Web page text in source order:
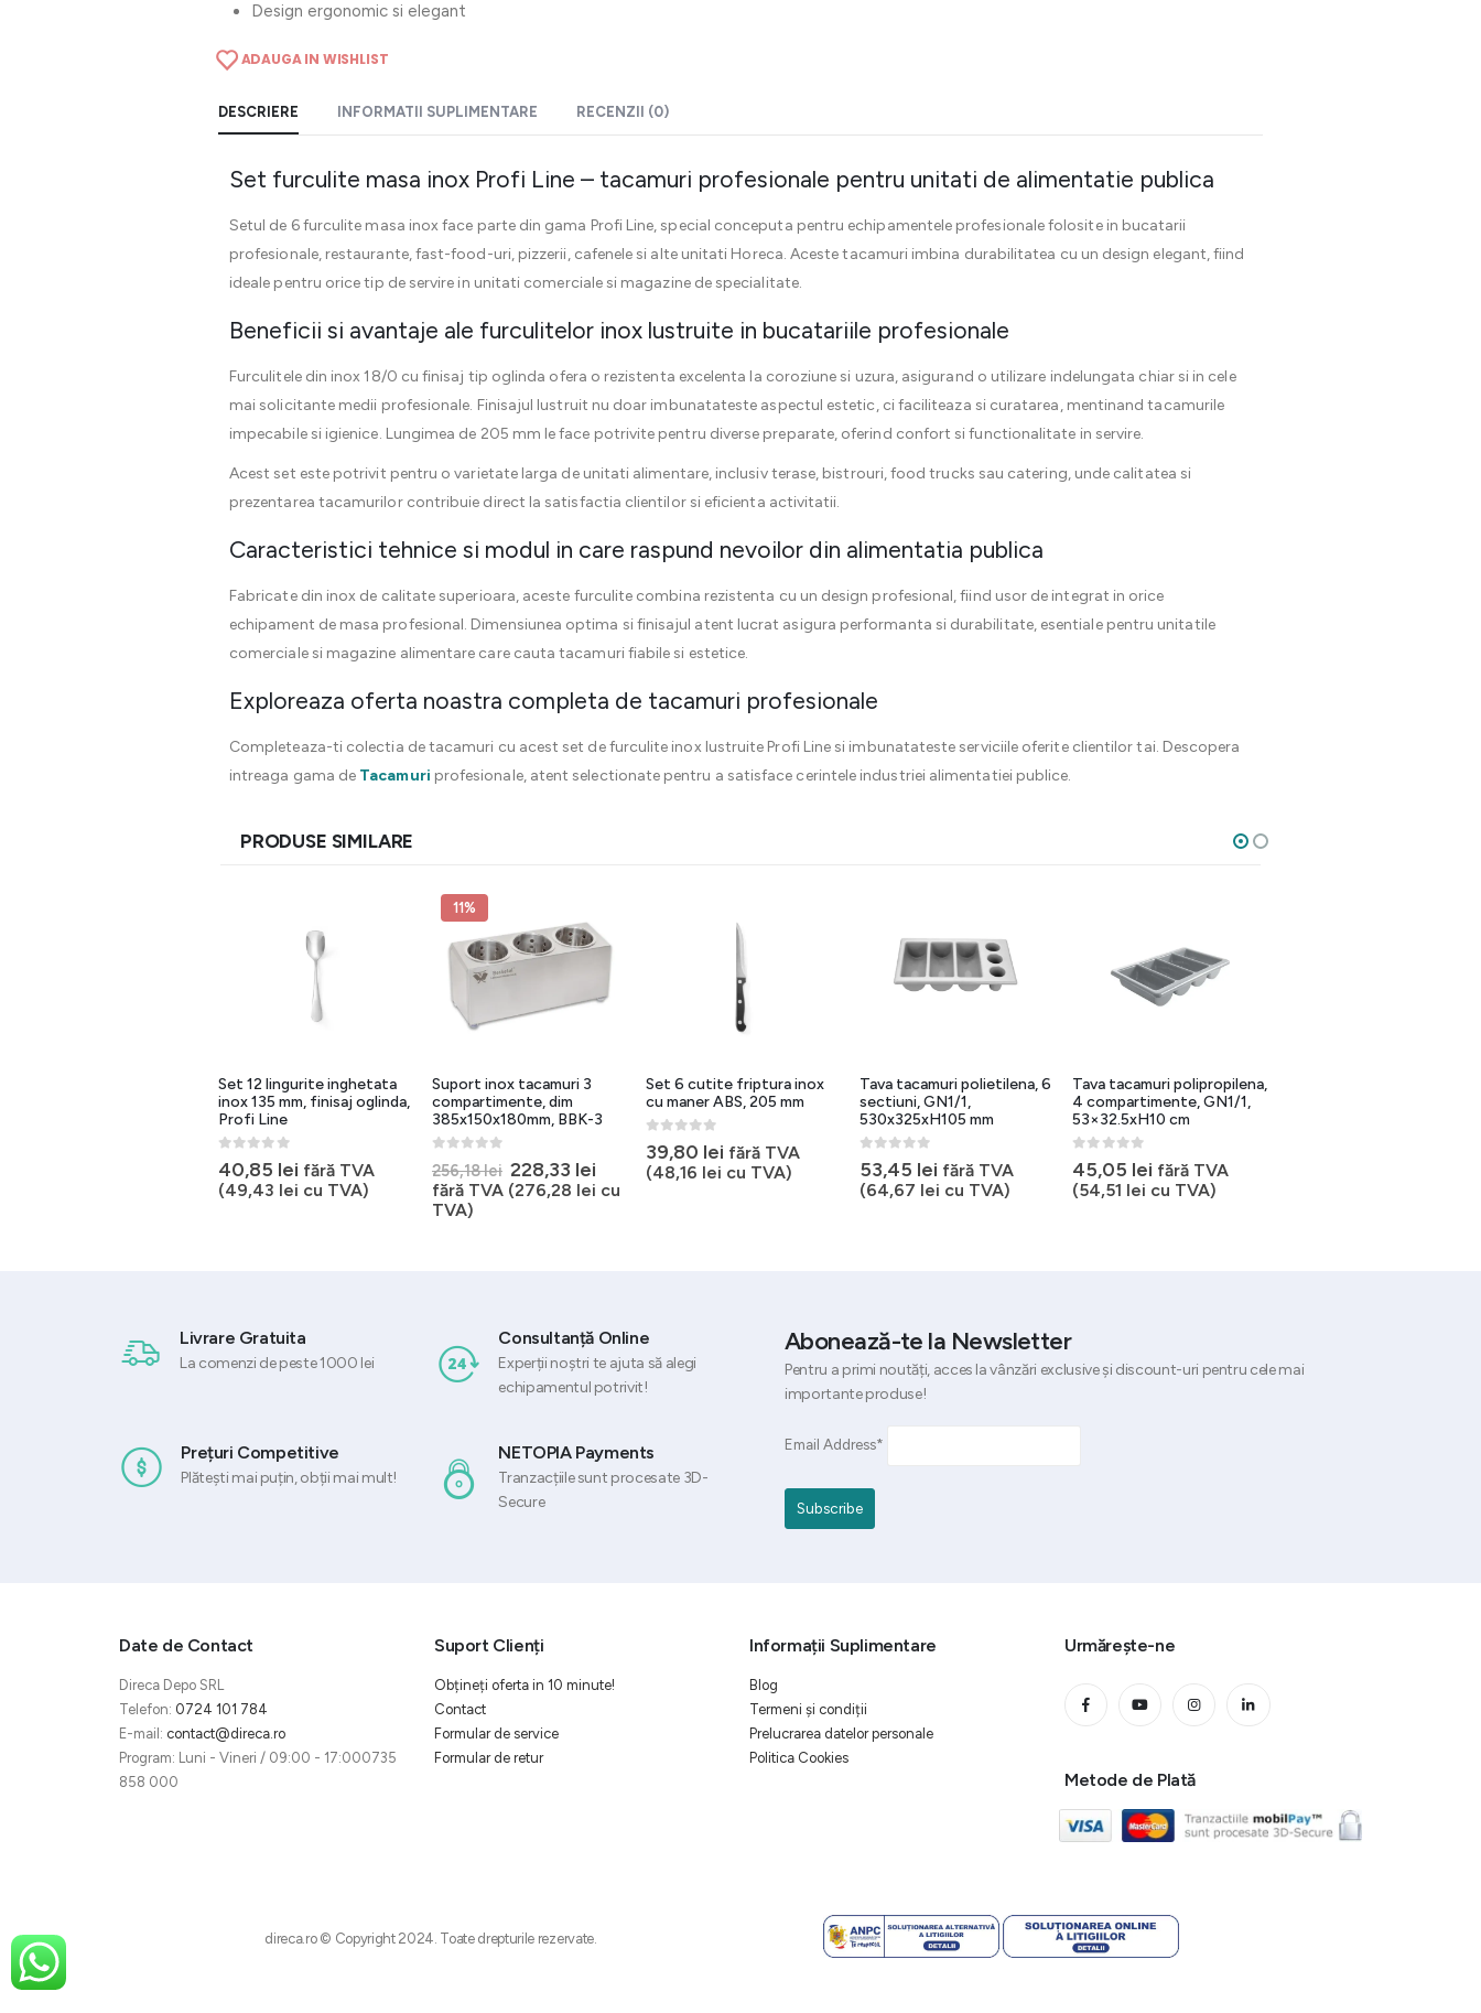
Design ergonomic si elegant
ADAUGA IN WISHLIST
DESCRIERE INFORMATII SUPLIMENTARE RECENZII (0)
Set furculite masa inox Profi Line – tacamuri profesionale pentru unitati de alimentatie publica
Setul de 6 furculite masa inox face parte din gama Profi Line, special conceputa pentru echipamentele profesionale folosite in bucatarii
profesionale, restaurante, fast-food-uri, pizzerii, cafenele si alte unitati Horeca. Aceste tacamuri imbina durabilitatea cu un design elegant, fiind
ideale pentru orice tip de servire in unitati comerciale si magazine de specialitate.
Beneficii si avantaje ale furculitelor inox lustruite in bucatariile profesionale
Furculitele din inox 18/0 cu finisaj tip oglinda ofera o rezistenta excelenta la coroziune si uzura, asigurand o utilizare indelungata chiar si in cele
mai solicitante medii profesionale. Finisajul lustruit nu doar imbunatateste aspectul estetic, ci faciliteaza si curatarea, mentinand tacamurile
impecabile si igienice. Lungimea de 205 mm le face potrivite pentru diverse preparate, oferind confort si functionalitate in servire.
Acest set este potrivit pentru o varietate larga de unitati alimentare, inclusiv terase, bistrouri, food trucks sau catering, unde calitatea si
prezentarea tacamurilor contribuie direct la satisfactia clientilor si eficienta activitatii.
Caracteristici tehnice si modul in care raspund nevoilor din alimentatia publica
Fabricate din inox de calitate superioara, aceste furculite combina rezistenta cu un design profesional, fiind usor de integrat in orice
echipament de masa profesional. Dimensiunea optima si finisajul atent lucrat asigura performanta si durabilitate, esentiale pentru unitatile
comerciale si magazine alimentare care cauta tacamuri fiabile si estetice.
Exploreaza oferta noastra completa de tacamuri profesionale
Completeaza-ti colectia de tacamuri cu acest set de furculite inox lustruite Profi Line si imbunatateste serviciile oferite clientilor tai. Descopera
intreaga gama de Tacamuri profesionale, atent selectionate pentru a satisface cerintele industriei alimentatiei publice.
PRODUSE SIMILARE
Set 12 lingurite inghetata
inox 135 mm, finisaj oglinda,
Profi Line
0out of 5
40,85 lei fără TVA
(49,43 lei cu TVA)
11%
Suport inox tacamuri 3
compartimente, dim
385x150x180mm, BBK-3
256,18lei Prețul
inițial
228,33 lei Prețul
curent
fără TVA (276,28 lei cu
TVA)
Set 6 cutite friptura inox
cu maner ABS, 205 mm
0out of 5
39,80 lei fără TVA
(48,16 lei cu TVA)
Tava tacamuri polietilena, 6
sectiuni, GN1/1,
530x325xH105 mm
0out of 5
53,45 lei fără TVA
(64,67 lei cu TVA)
Tava tacamuri polipropilena,
4 compartimente, GN1/1,
53×32.5xH10 cm
0out of 5
45,05 lei fără TVA
(54,51 lei cu TVA)
Livrare Gratuita
La comenzi de peste 1000 lei
Consultanță Online
Experții noștri te ajuta să alegi
echipamentul potrivit!
Prețuri Competitive
Plătești mai puțin, obții mai mult!
NETOPIA Payments
Tranzacțiile sunt procesate 3D-
Secure
Abonează-te la Newsletter
Pentru a primi noutăți, acces la vânzări exclusive și discount-uri pentru cele mai
importante produse!
Email Address*
Date de Contact
Direca Depo SRL
Telefon: 0724 101 784
E-mail: contact@direca.ro
Program: Luni - Vineri / 09:00 - 17:000735
858 000
Suport Clienți
Obțineți oferta in 10 minute!
Contact
Formular de service
Formular de retur
Informații Suplimentare
Blog
Termeni și condiții
Prelucrarea datelor personale
Politica Cookies
Urmărește-ne
Metode de Plată
direca.ro © Copyright 2024. Toate drepturile rezervate.